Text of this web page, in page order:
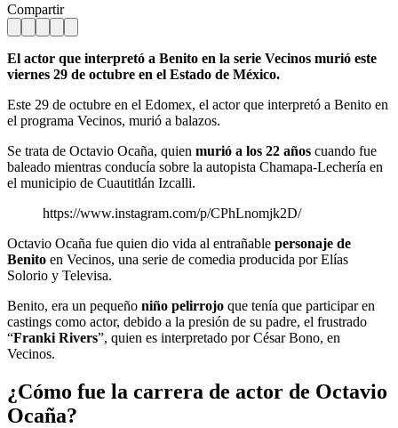
Compartir
El actor que interpretó a Benito en la serie Vecinos murió este
viernes 29 de octubre en el Estado de México.
Este 29 de octubre en el Edomex, el actor que interpretó a Benito en
el programa Vecinos, murió a balazos.
Se trata de Octavio Ocaña, quien murió a los 22 años cuando fue
baleado mientras conducía sobre la autopista Chamapa-Lechería en
el municipio de Cuautitlán Izcalli.
https://www.instagram.com/p/CPhLnomjk2D/
Octavio Ocaña fue quien dio vida al entrañable personaje de
Benito en Vecinos, una serie de comedia producida por Elías
Solorio y Televisa.
Benito, era un pequeño niño pelirrojo que tenía que participar en
castings como actor, debido a la presión de su padre, el frustrado
“Franki Rivers”, quien es interpretado por César Bono, en
Vecinos.
¿Cómo fue la carrera de actor de Octavio
Ocaña?